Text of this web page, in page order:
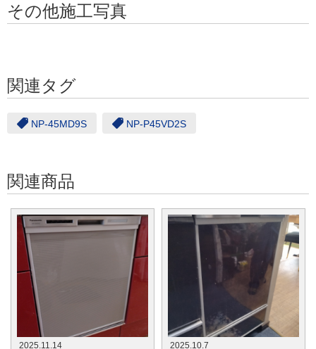
その他施工写真
関連タグ
NP-45MD9S NP-P45VD2S
関連商品
2025.11.14
2025.10.7